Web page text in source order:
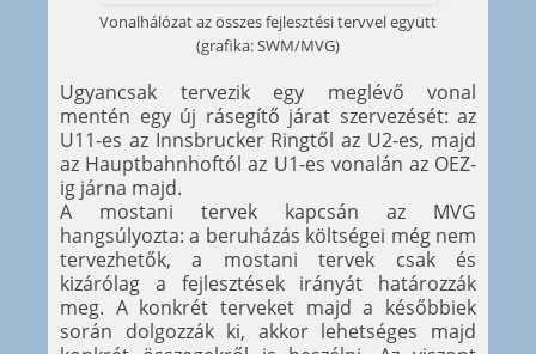
Vonalhálózat az összes fejlesztési tervvel együtt
(grafika: SWM/MVG)
Ugyancsak tervezik egy meglévő vonal
mentén egy új rásegítő járat szervezését: az
U11-es az Innsbrucker Ringtől az U2-es, majd
az Hauptbahnhoftól az U1-es vonalán az OEZ-
ig járna majd.
A mostani tervek kapcsán az MVG
hangsúlyozta: a beruházás költségei még nem
tervezhetők, a mostani tervek csak és
kizárólag a fejlesztések irányát határozzák
meg. A konkrét terveket majd a későbbiek
során dolgozzák ki, akkor lehetséges majd